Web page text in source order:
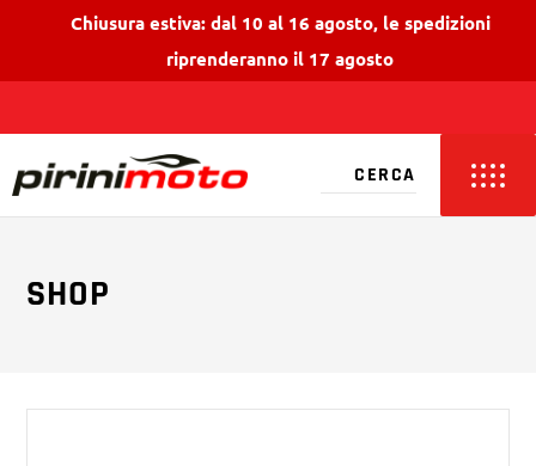
Chiusura estiva: dal 10 al 16 agosto, le spedizioni
riprenderanno il 17 agosto
SHOP